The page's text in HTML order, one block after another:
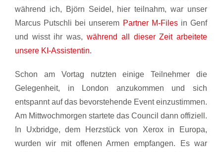
während ich, Björn Seidel, hier teilnahm, war unser
Marcus Putschli bei unserem Partner M-Filesin Genf
und wisst ihr was, während all dieser Zeit arbeitete
unsere KI-Assistentin.
Schon am Vortag nutzten einige Teilnehmer die
Gelegenheit, in London anzukommen und sich
entspannt auf das bevorstehende Event einzustimmen.
Am Mittwochmorgen startete das Council dann offiziell.
In Uxbridge, dem Herzstück von Xerox in Europa,
wurden wir mit offenen Armen empfangen. Es war